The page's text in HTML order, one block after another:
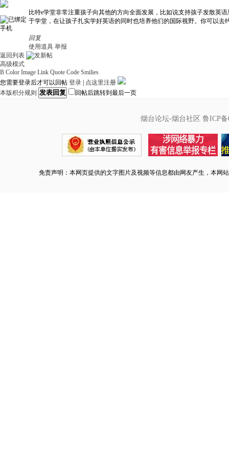
比特e学堂非常注重孩子向其他的方向全面发展，比如说支持孩子发散英
于学堂，在让孩子扎实学好英语的同时也培养他们的国际视野。你可以去
回复
使用道具 举报
返回列表
高级模式
B Color Image Link Quote Code Smilies
您需要登录后才可以回帖 登录
点这里注册
本版积分规则 发表回复 回帖后跳转到最后一页
烟台论坛-烟台社区 鲁ICP备
免责声明：本网页提供的文字图片及视频等信息都由网友产生，本网